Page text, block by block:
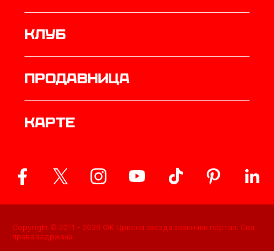
Клуб
продавница
Карте
Copyright © 2011 - 2026 ФК Црвена звезда званични портал. Сва
права задржана.